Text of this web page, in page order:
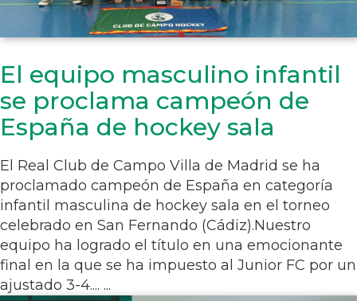
El equipo masculino infantil
se proclama campeón de
España de hockey sala
El Real Club de Campo Villa de Madrid se ha
proclamado campeón de España en categoría
infantil masculina de hockey sala en el torneo
celebrado en San Fernando (Cádiz).Nuestro
equipo ha logrado el título en una emocionante
final en la que se ha impuesto al Junior FC por un
ajustado 3-4.... ...